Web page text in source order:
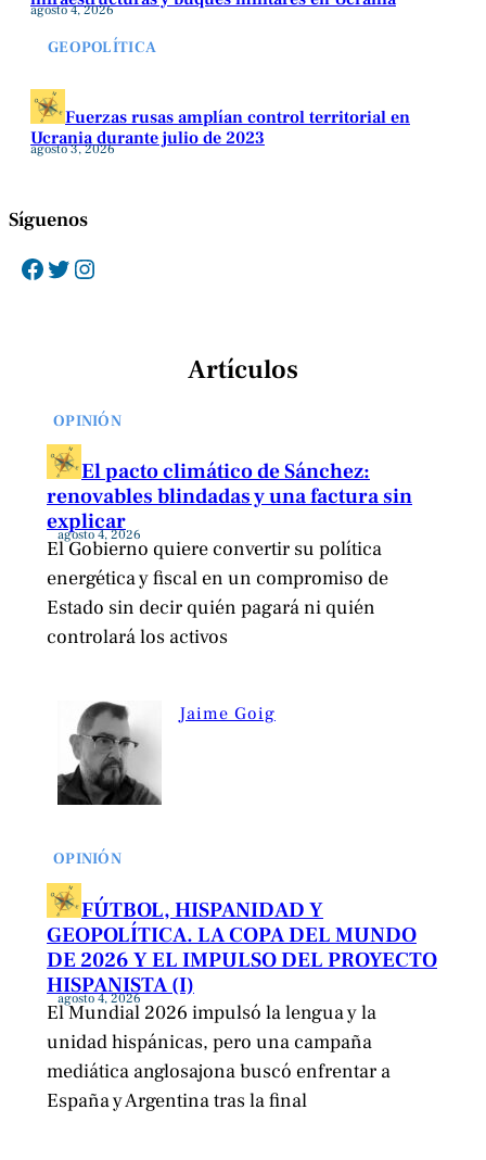
agosto 4, 2026
GEOPOLÍTICA
Fuerzas rusas amplían control territorial en
Ucrania durante julio de 2023
agosto 3, 2026
Síguenos
Facebook Twitter Instagram
Artículos
OPINIÓN
El pacto climático de Sánchez:
renovables blindadas y una factura sin
explicar
agosto 4, 2026
El Gobierno quiere convertir su política
energética y fiscal en un compromiso de
Estado sin decir quién pagará ni quién
controlará los activos
Jaime Goig
OPINIÓN
FÚTBOL, HISPANIDAD Y
GEOPOLÍTICA. LA COPA DEL MUNDO
DE 2026 Y EL IMPULSO DEL PROYECTO
HISPANISTA (I)
agosto 4, 2026
El Mundial 2026 impulsó la lengua y la
unidad hispánicas, pero una campaña
mediática anglosajona buscó enfrentar a
España y Argentina tras la final